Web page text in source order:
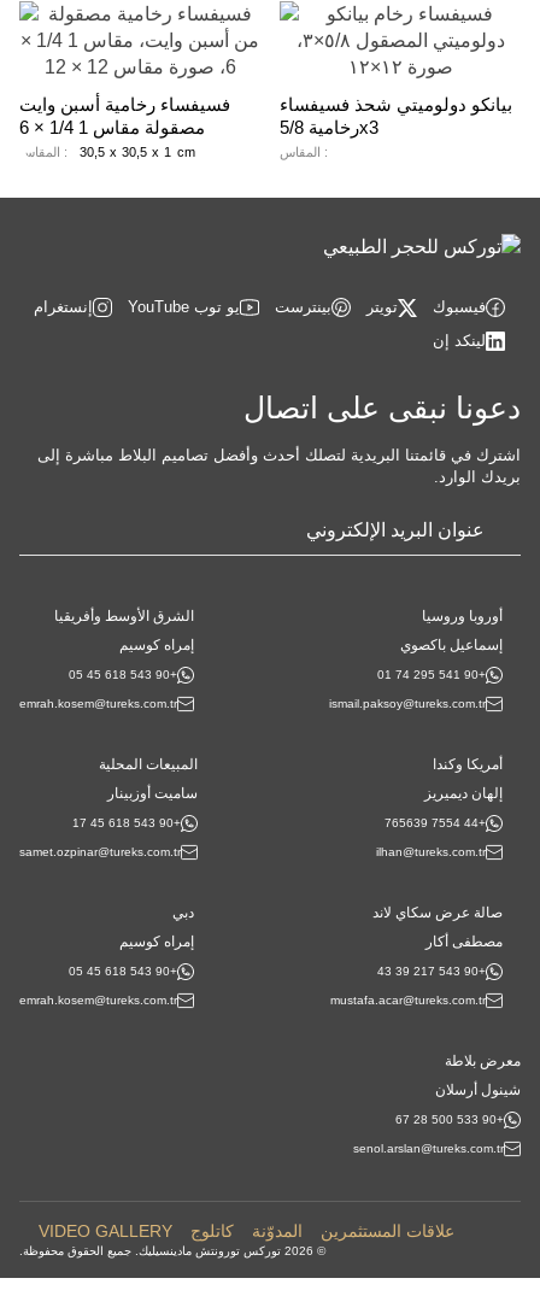
فسيفساء رخامية أسبن وايت
مصقولة مقاس 1 1/4 × 6
المقاس : 30,5 x 30,5 x 1 cm
بيانكو دولوميتي شحذ فسيفساء
رخامية 5/8x3
المقاس :
فيسبوك تويتر بينترست يو توب YouTube
إنستغرام
لينكد إن
دعونا نبقى على اتصال
اشترك في قائمتنا البريدية لتصلك أحدث وأفضل تصاميم البلاط مباشرة إلى
بريدك الوارد.
أوروبا وروسيا
إسماعيل باكصوي
+90 541 295 74 01
ismail.paksoy@tureks.com.tr
الشرق الأوسط وأفريقيا
إمراه كوسيم
+90 543 618 45 05
emrah.kosem@tureks.com.tr
أمريكا وكندا
إلهان ديميريز
+44 7554 765639
ilhan@tureks.com.tr
المبيعات المحلية
ساميت أوزبينار
+90 543 618 45 17
samet.ozpinar@tureks.com.tr
صالة عرض سكاي لاند
مصطفى أكار
+90 543 217 39 43
mustafa.acar@tureks.com.tr
دبي
إمراه كوسيم
+90 543 618 45 05
emrah.kosem@tureks.com.tr
معرض بلاطة
شينول أرسلان
+90 533 500 28 67
senol.arslan@tureks.com.tr
علاقات المستثمرين المدوّنة كاتلوج VIDEO GALLERY
© 2026 توركس تورونتش مادينسيليك. جميع الحقوق محفوظة.